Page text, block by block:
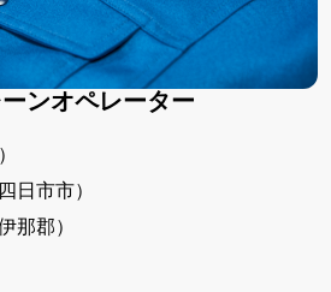
ンオペレーター
日市市）
那郡）